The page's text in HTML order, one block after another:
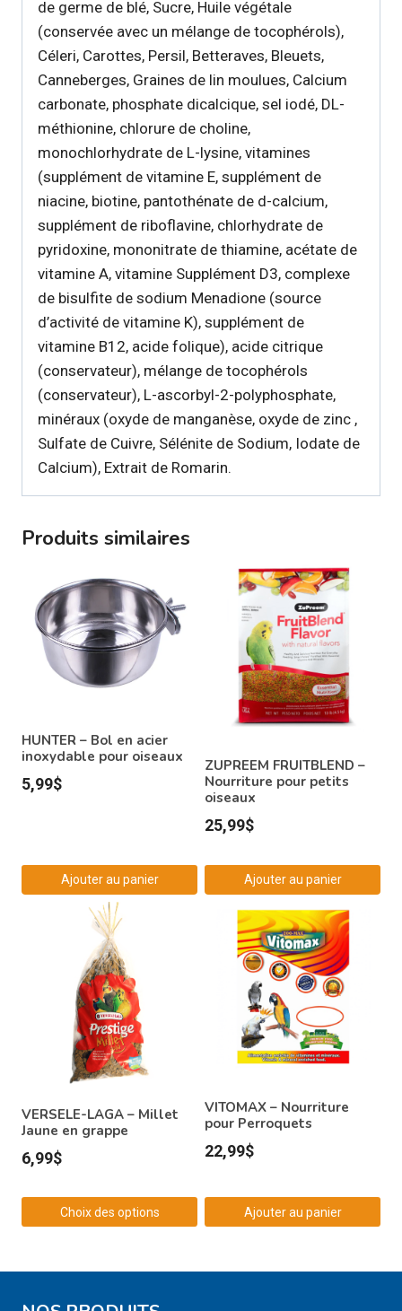
de germe de blé, Sucre, Huile végétale
(conservée avec un mélange de tocophérols),
Céleri, Carottes, Persil, Betteraves, Bleuets,
Canneberges, Graines de lin moulues, Calcium
carbonate, phosphate dicalcique, sel iodé, DL-
méthionine, chlorure de choline,
monochlorhydrate de L-lysine, vitamines
(supplément de vitamine E, supplément de
niacine, biotine, pantothénate de d-calcium,
supplément de riboflavine, chlorhydrate de
pyridoxine, mononitrate de thiamine, acétate de
vitamine A, vitamine Supplément D3, complexe
de bisulfite de sodium Menadione (source
d’activité de vitamine K), supplément de
vitamine B12, acide folique), acide citrique
(conservateur), mélange de tocophérols
(conservateur), L-ascorbyl-2-polyphosphate,
minéraux (oxyde de manganèse, oxyde de zinc ,
Sulfate de Cuivre, Sélénite de Sodium, Iodate de
Calcium), Extrait de Romarin.
Produits similaires
HUNTER – Bol en acier
inoxydable pour oiseaux
5,99$
Ajouter au panier
ZUPREEM FRUITBLEND –
Nourriture pour petits
oiseaux
25,99$
Ajouter au panier
VERSELE-LAGA – Millet
Jaune en grappe
6,99$
Choix des options
VITOMAX – Nourriture
pour Perroquets
22,99$
Ajouter au panier